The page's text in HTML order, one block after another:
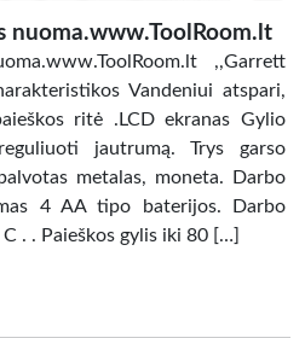
nuoma.www.ToolRoom.lt
,,Garrett
Vandeniui atspari,
ritė .LCD ekranas Gylio
jautrumą. Trys garso
metalas, moneta. Darbo
4 AA tipo baterijos. Darbo
. . Paieškos gylis iki 80 […]